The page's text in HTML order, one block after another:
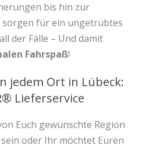
bis hin zur
für ein ungetrübtes
der Fälle – Und damit
Fahrspaß!
jedem Ort in Lübeck:
Lieferservice
Euch gewünschte Region
oder Ihr möchtet Euren